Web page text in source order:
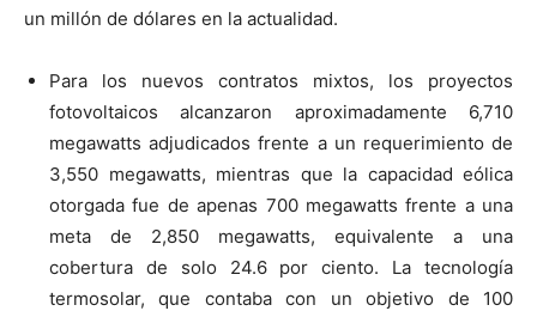
un millón de dólares en la actualidad.
Para los nuevos contratos mixtos, los proyectos
fotovoltaicos alcanzaron aproximadamente 6,710
megawatts adjudicados frente a un requerimiento de
3,550 megawatts, mientras que la capacidad eólica
otorgada fue de apenas 700 megawatts frente a una
meta de 2,850 megawatts, equivalente a una
cobertura de solo 24.6 por ciento. La tecnología
termosolar, que contaba con un objetivo de 100